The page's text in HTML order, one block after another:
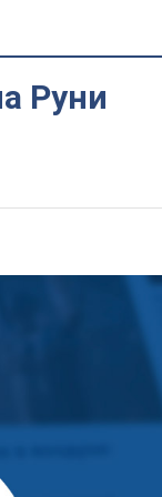
Руни